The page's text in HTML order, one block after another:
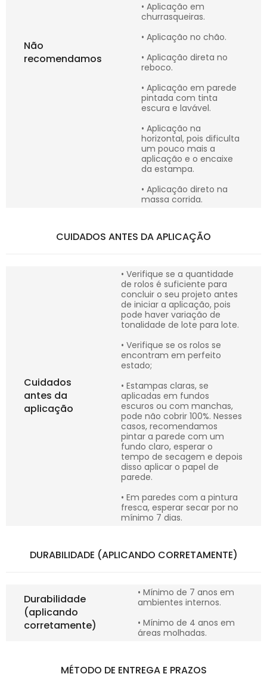
Não
recomendamos
• Aplicação em
churrasqueiras.
• Aplicação no chão.
• Aplicação direta no
reboco.
• Aplicação em parede
pintada com tinta
escura e lavável.
• Aplicação na
horizontal, pois dificulta
um pouco mais a
aplicação e o encaixe
da estampa.
• Aplicação direto na
massa corrida.
CUIDADOS ANTES DA APLICAÇÃO
Cuidados
antes da
aplicação
• Verifique se a quantidade
de rolos é suficiente para
concluir o seu projeto antes
de iniciar a aplicação, pois
pode haver variação de
tonalidade de lote para lote.
• Verifique se os rolos se
encontram em perfeito
estado;
• Estampas claras, se
aplicadas em fundos
escuros ou com manchas,
pode não cobrir 100%. Nesses
casos, recomendamos
pintar a parede com um
fundo claro, esperar o
tempo de secagem e depois
disso aplicar o papel de
parede.
• Em paredes com a pintura
fresca, esperar secar por no
mínimo 7 dias.
DURABILIDADE (APLICANDO CORRETAMENTE)
Durabilidade
(aplicando
corretamente)
• Mínimo de 7 anos em
ambientes internos.
• Mínimo de 4 anos em
áreas molhadas.
MÉTODO DE ENTREGA E PRAZOS